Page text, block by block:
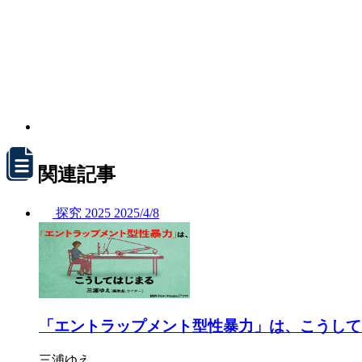
関連記事
探究 2025 2025/4/8
「エントラップメント型性暴力」は、こうし